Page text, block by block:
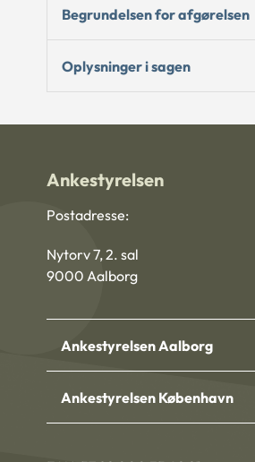
Begrundelsen for afgørelsen
Oplysninger i sagen
Ankestyrelsen
Postadresse:
Nytorv 7, 2. sal
9000 Aalborg
Ankestyrelsen Aalborg
Ankestyrelsen København